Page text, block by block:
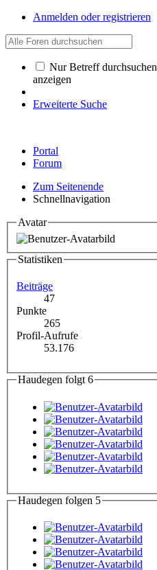
Anmelden oder registrieren
Nur Betreff durchsuchen
anzeigen
Erweiterte Suche
Portal
Forum
Zum Seitenende
Schnellnavigation
Avatar
Statistiken
Beiträge
47
Punkte
265
Profil-Aufrufe
53.176
Haudegen folgt 6
Haudegen folgen 5